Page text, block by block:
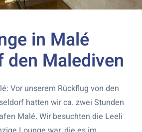
in Malé
den Malediven
Vor unserem Rückflug von den
hatten wir ca. zwei Stunden
Malé. Wir besuchten die Leeli